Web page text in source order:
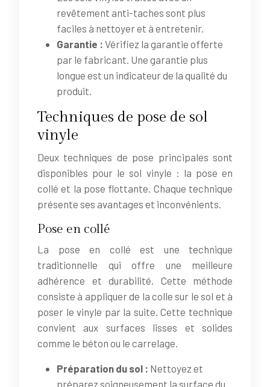
revêtement anti-taches sont plus
faciles à nettoyer et à entretenir.
Garantie : Vérifiez la garantie offerte
par le fabricant. Une garantie plus
longue est un indicateur de la qualité du
produit.
Techniques de pose de sol
vinyle
Deux techniques de pose principales sont
disponibles pour le sol vinyle : la pose en
collé et la pose flottante. Chaque technique
présente ses avantages et inconvénients.
Pose en collé
La pose en collé est une technique
traditionnelle qui offre une meilleure
adhérence et durabilité. Cette méthode
consiste à appliquer de la colle sur le sol et à
poser le vinyle par la suite. Cette technique
convient aux surfaces lisses et solides
comme le béton ou le carrelage.
Préparation du sol : Nettoyez et
préparez soigneusement la surface du